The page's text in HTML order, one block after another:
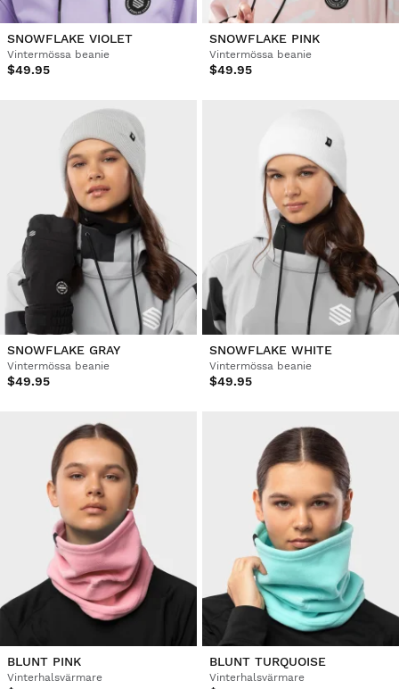
SNOWFLAKE VIOLET
Vintermössa beanie
$49.95
SNOWFLAKE PINK
Vintermössa beanie
$49.95
SNOWFLAKE GRAY
Vintermössa beanie
$49.95
SNOWFLAKE WHITE
Vintermössa beanie
$49.95
BLUNT PINK
Vinterhalsvärmare
BLUNT TURQUOISE
Vinterhalsvärmare